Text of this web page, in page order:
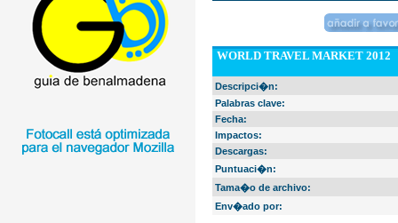
WORLD TRAVEL MARKET 2012
Descripci�n:
Palabras clave:
Fecha:
Impactos:
Descargas:
Puntuaci�n:
Tama�o de archivo:
Env�ado por: